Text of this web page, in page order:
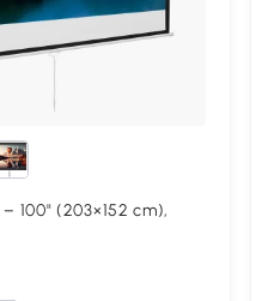
100" (203×152 cm),